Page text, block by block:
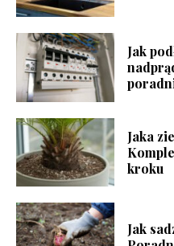
Jak
Jaka
kroku
Jak